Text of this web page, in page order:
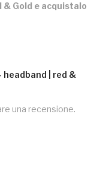
& Gold e acquistalo
headband | red &
una recensione.